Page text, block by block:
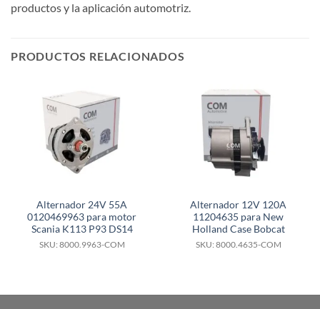
productos y la aplicación automotriz.
PRODUCTOS RELACIONADOS
Alternador 24V 55A
0120469963 para motor
Scania K113 P93 DS14
SKU: 8000.9963-COM
Alternador 12V 120A
11204635 para New
Holland Case Bobcat
SKU: 8000.4635-COM